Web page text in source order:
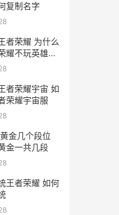
复制名字
者荣耀 为什么
耀不玩英雄联
者荣耀宇宙 如
荣耀宇宙服
金几个段位
金一共几段
王者荣耀 如何